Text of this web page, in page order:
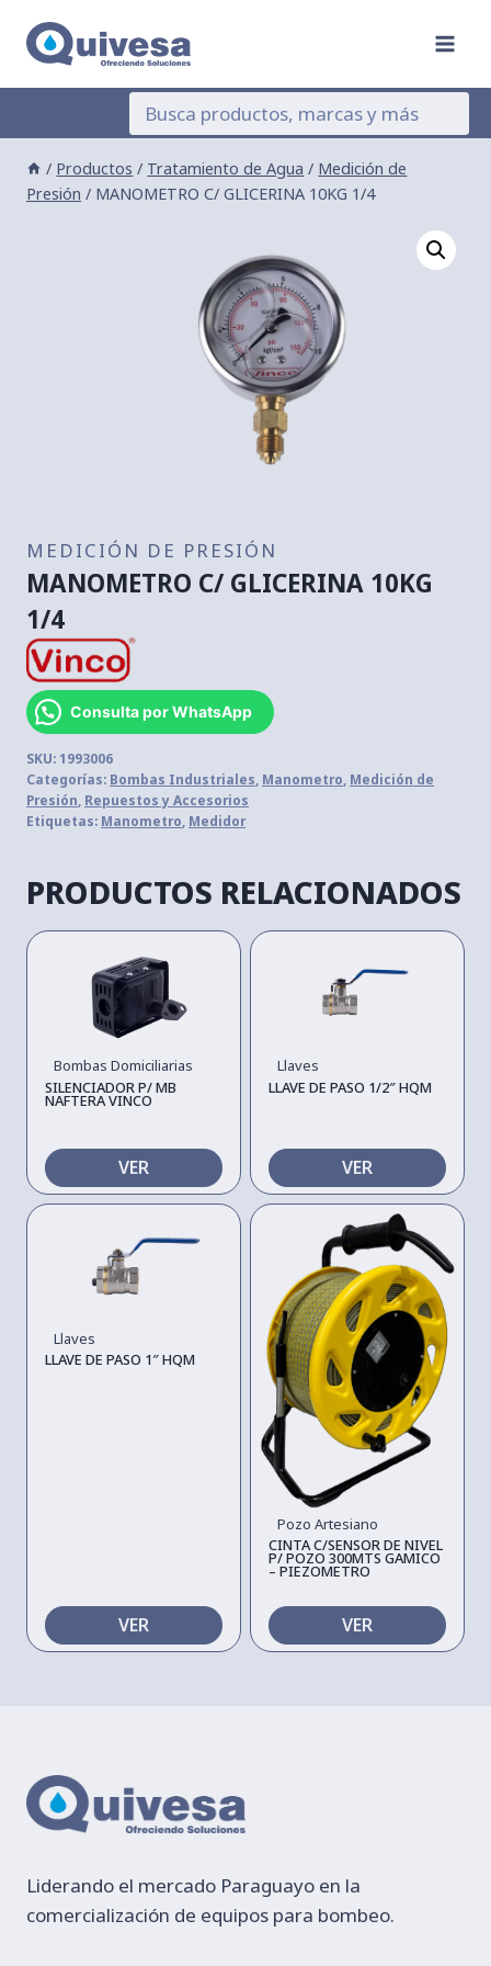
contenido
/ Productos / Tratamiento de Agua / Medición de
Presión / MANOMETRO C/ GLICERINA 10KG 1/4
MEDICIÓN DE PRESIÓN
MANOMETRO C/ GLICERINA 10KG
1/4
Consulta por WhatsApp
SKU: 1993006
Categorías: Bombas Industriales, Manometro, Medición de
Presión, Repuestos y Accesorios
Etiquetas: Manometro, Medidor
PRODUCTOS RELACIONADOS
Bombas Domiciliarias
SILENCIADOR P/ MB
NAFTERA VINCO
VER
Llaves
LLAVE DE PASO 1/2″ HQM
VER
Llaves
LLAVE DE PASO 1″ HQM
VER
Pozo Artesiano
CINTA C/SENSOR DE NIVEL
P/ POZO 300MTS GAMICO
– PIEZOMETRO
VER
Liderando el mercado Paraguayo en la
comercialización de equipos para bombeo.